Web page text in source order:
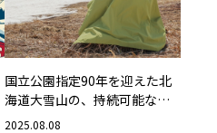
国立公園指定90年を迎えた北
海道大雪山の、持続可能な登
山と環境保護を目的として、
2025.08.08